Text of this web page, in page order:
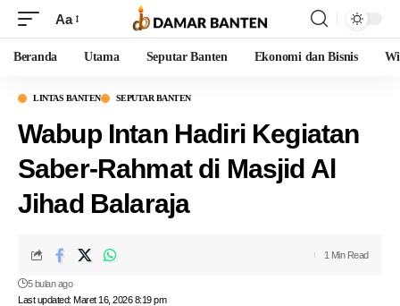
Aa
Beranda Utama Seputar Banten Ekonomi dan Bisnis
LINTAS BANTEN SEPUTAR BANTEN
Wabup Intan Hadiri Kegiatan
Saber-Rahmat di Masjid Al
Jihad Balaraja
Last updated: Maret 16, 2026 8:19 pm
5 bulan ago
1 Min Read